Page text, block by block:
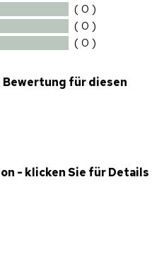
( 0 )
( 0 )
( 0 )
Bewertung für diesen
- klicken Sie für Details